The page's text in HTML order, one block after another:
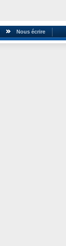
Nous écrire